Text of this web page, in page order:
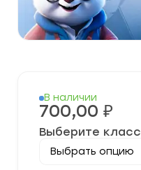
В наличии
700,00 ₽
Выберите класс